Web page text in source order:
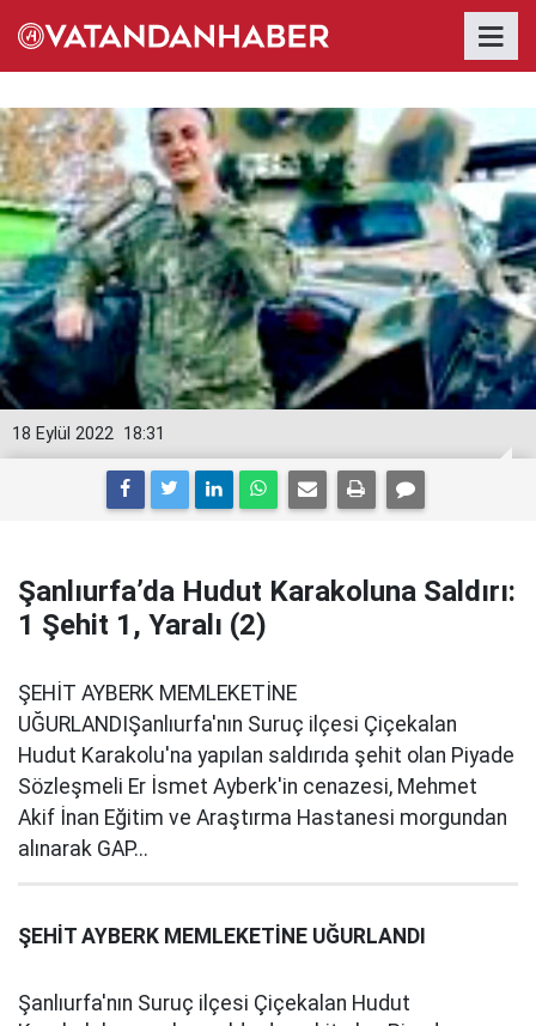
18:31
18 Eylül 2022
Şanlıurfa’da Hudut Karakoluna Saldırı:
1 Şehit 1, Yaralı (2)
ŞEHİT AYBERK MEMLEKETİNE
UĞURLANDIŞanlıurfa'nın Suruç ilçesi Çiçekalan
Hudut Karakolu'na yapılan saldırıda şehit olan Piyade
Sözleşmeli Er İsmet Ayberk'in cenazesi, Mehmet
Akif İnan Eğitim ve Araştırma Hastanesi morgundan
alınarak GAP...
ŞEHİT AYBERK MEMLEKETİNE UĞURLANDI
Şanlıurfa'nın Suruç ilçesi Çiçekalan Hudut